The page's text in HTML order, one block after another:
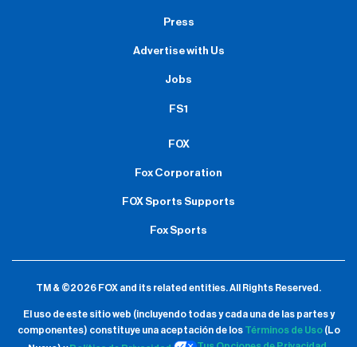
Press
Advertise with Us
Jobs
FS1
FOX
Fox Corporation
FOX Sports Supports
Fox Sports
TM & ©2026 FOX and its related entities.All Rights Reserved.
El uso de este sitio web (incluyendo todas y cada una de las partes y
componentes) constituye una aceptación de los Términos de Uso(Lo